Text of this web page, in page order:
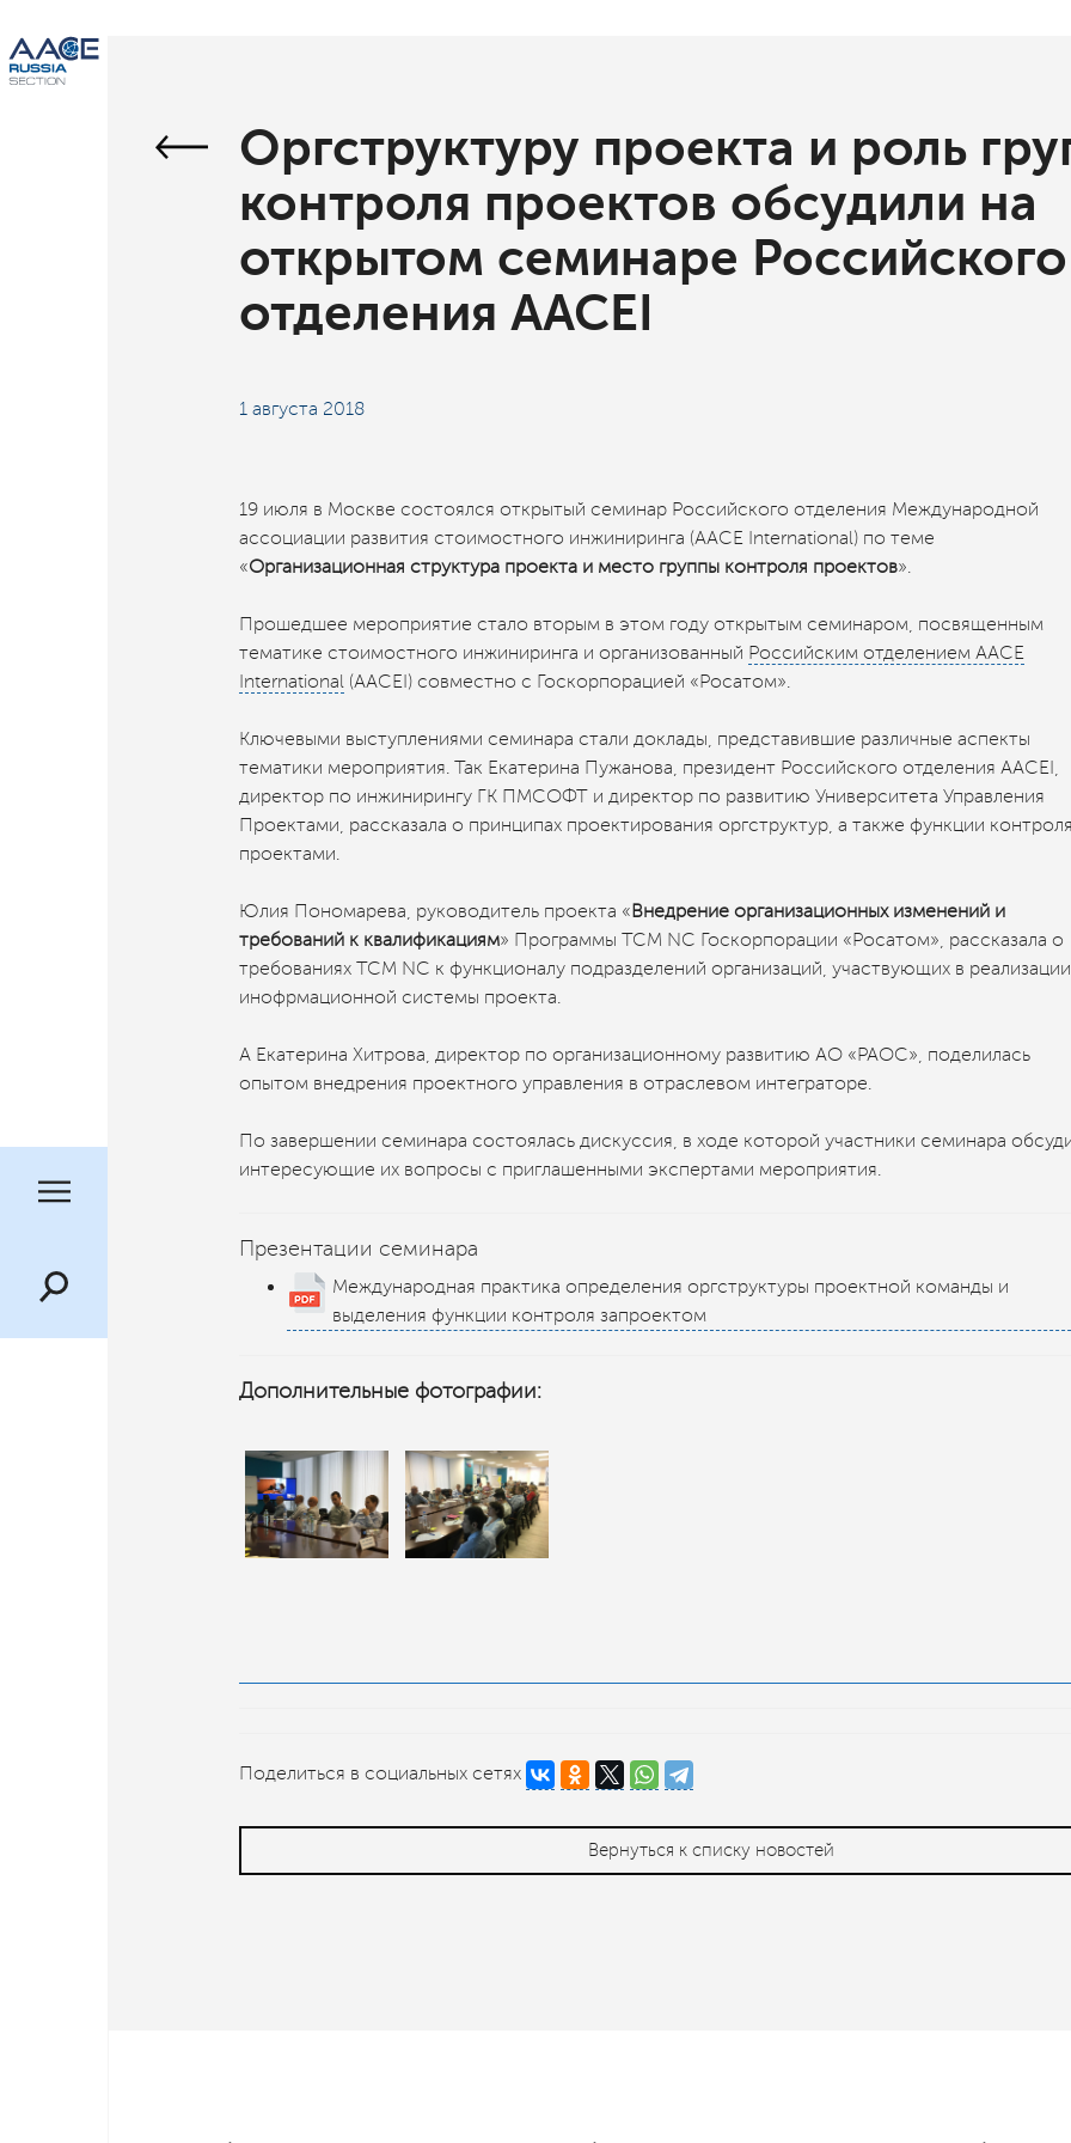
Оргструктуру проекта и роль
контроля проектов обсудили на
открытом семинаре Российского
отделения AACEI
1 августа 2018
19 июля в Москве состоялся открытый семинар Российского отделения Международной
ассоциации развития стоимостного инжиниринга (AACE International) по теме
«Организационная структура проекта и место группы контроля проектов».
Прошедшее мероприятие стало вторым в этом году открытым семинаром, посвященным
тематике стоимостного инжиниринга и организованный Российским отделением AACE
International (AACEI) совместно с Госкорпорацией «Росатом».
Ключевыми выступлениями семинара стали доклады, представившие различные аспекты
тематики мероприятия. Так Екатерина Пужанова, президент Российского отделения AACEI,
директор по инжинирингу ГК ПМСОФТ и директор по развитию Университета Управления
Проектами, рассказала о принципах проектирования оргструктур, а также функции
проектами.
Юлия Пономарева, руководитель проекта «Внедрение организационных изменений и
требований к квалификациям» Программы ТСМ NC Госкорпорации «Росатом», рассказала о
требованиях ТСМ NC к функционалу подразделений организаций, участвующих в реализации
инофрмационной системы проекта.
А Екатерина Хитрова, директор по организационному развитию АО «РАОС», поделилась
опытом внедрения проектного управления в отраслевом интеграторе.
По завершении семинара состоялась дискуссия, в ходе которой участники семинара
интересующие их вопросы с приглашенными экспертами мероприятия.
Презентации семинара
Международная практика определения оргструктуры проектной команды и
выделения функции контроля запроектом
Дополнительные фотографии:
Поделиться в социальных сетях
Вернуться к списку новостей